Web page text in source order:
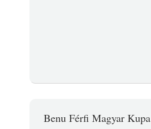
Benu Férfi Magyar Kupa